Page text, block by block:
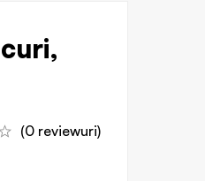
(0 reviewuri)